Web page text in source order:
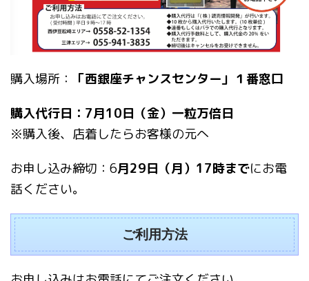
購入場所：
「西銀座チャンスセンター」１番窓口
購入代行日：7月10日（金）一粒万倍日
※購入後、店着したらお客様の元へ
お申し込み締切：6月29日（月）17時までにお電
話ください。
ご利用方法